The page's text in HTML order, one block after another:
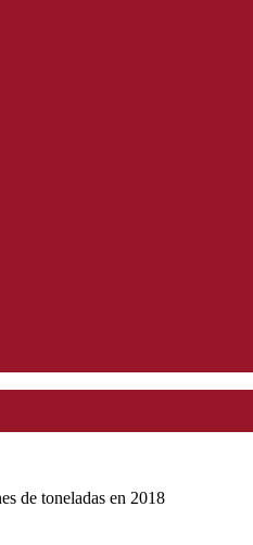
de toneladas en 2018